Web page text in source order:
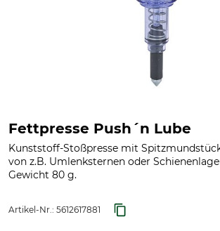
Fettpresse Push´n Lube
Kunststoff-Stoßpresse mit
von z.B. Umlenksternen oder
Gewicht 80 g.
Artikel-Nr.: 5612617881